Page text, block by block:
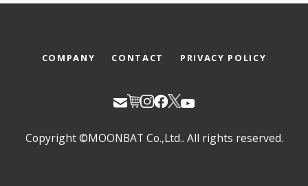
COMPANY CONTACT PRIVACY POLICY
Copyright ©MOONBAT Co.,Ltd.. All rights reserved.